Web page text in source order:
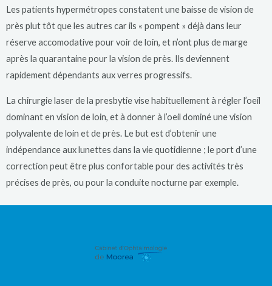
Les patients hypermétropes constatent une baisse de vision de
près plut tôt que les autres car ils « pompent » déjà dans leur
réserve accomodative pour voir de loin, et n’ont plus de marge
après la quarantaine pour la vision de près. Ils deviennent
rapidement dépendants aux verres progressifs.
La chirurgie laser de la presbytie vise habituellement à régler l’oeil
dominant en vision de loin, et à donner à l’oeil dominé une vision
polyvalente de loin et de près. Le but est d’obtenir une
indépendance aux lunettes dans la vie quotidienne ; le port d’une
correction peut être plus confortable pour des activités très
précises de près, ou pour la conduite nocturne par exemple.